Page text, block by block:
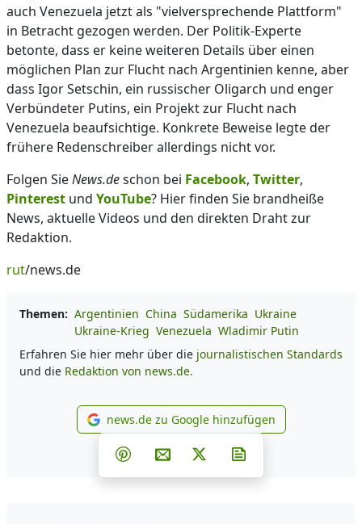
auch Venezuela jetzt als "vielversprechende Plattform"
in Betracht gezogen werden. Der Politik-Experte
betonte, dass er keine weiteren Details über einen
möglichen Plan zur Flucht nach Argentinien kenne, aber
dass Igor Setschin, ein russischer Oligarch und enger
Verbündeter Putins, ein Projekt zur Flucht nach
Venezuela beaufsichtige. Konkrete Beweise legte der
frühere Redenschreiber allerdings nicht vor.
Folgen SieNews.deschon bei Facebook, Twitter,
Pinterest und YouTube? Hier finden Sie brandheiße
News, aktuelle Videos und den direkten Draht zur
Redaktion.
rut/news.de
Themen: Argentinien China Südamerika Ukraine
Ukraine-Krieg Venezuela Wladimir Putin
Erfahren Sie hier mehr über die journalistischen Standards
und die Redaktion von news.de.
news.de zu Google
news.de zu Google hinzufügen
Teilen auf Facebook
Teilen auf Whatsapp
Teilen auf Telegram
Teilen auf Pinterest
Per E-Mail teilen
Post auf X